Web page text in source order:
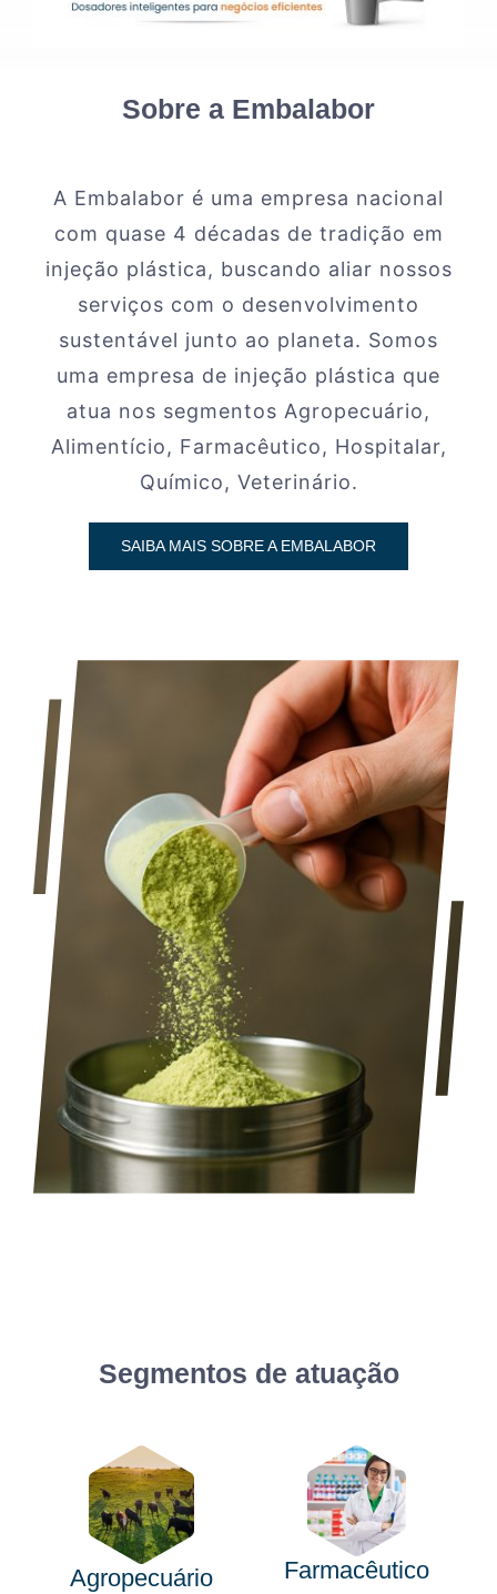
Sobre a Embalabor
A Embalabor é uma empresa nacional
com quase 4 décadas de tradição em
injeção plástica, buscando aliar nossos
serviços com o desenvolvimento
sustentável junto ao planeta. Somos
uma empresa de injeção plástica que
atua nos segmentos Agropecuário,
Alimentício, Farmacêutico, Hospitalar,
Químico, Veterinário.
SAIBA MAIS SOBRE A EMBALABOR
Segmentos de atuação
Agropecuário Farmacêutico